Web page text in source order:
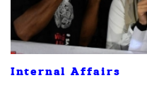
Internal Affairs